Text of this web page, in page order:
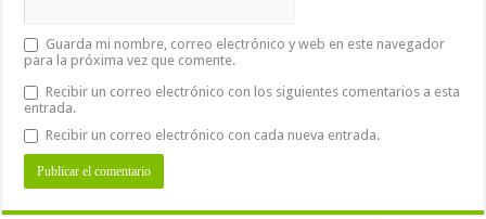
Guarda mi nombre, correo electrónico y web en este navegador
para la próxima vez que comente.
Recibir un correo electrónico con los siguientes comentarios a esta
entrada.
Recibir un correo electrónico con cada nueva entrada.